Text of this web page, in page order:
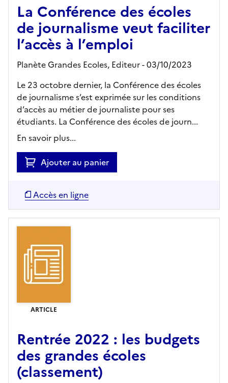
La Conférence des écoles
de journalisme veut faciliter
l’accès à l’emploi
Planète Grandes Ecoles, Editeur- 03/10/2023
Le 23 octobre dernier, la Conférence des écoles
de journalisme s’est exprimée sur les conditions
d’accès au métier de journaliste pour ses
étudiants. La Conférence des écoles de journ...
En savoir plus...
Ajouter au panier
Accès en ligne
ARTICLE
Rentrée 2022 : les budgets
des grandes écoles
(classement)